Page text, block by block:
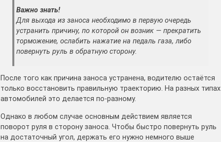
Важно знать!
Для выхода из заноса необходимо в первую очередь
устранить причину, по которой он возник — прекратить
торможение, ослабить нажатие на педаль газа, либо
повернуть руль в обратную сторону.
После того как причина заноса устранена, водителю остаётся
только восстановить правильную траекторию. На разных типах
автомобилей это делается по-разному.
Однако в любом случае основным действием является
поворот руля в сторону заноса. Чтобы быстро повернуть руль
на достаточный угол, держать его нужно немного выше